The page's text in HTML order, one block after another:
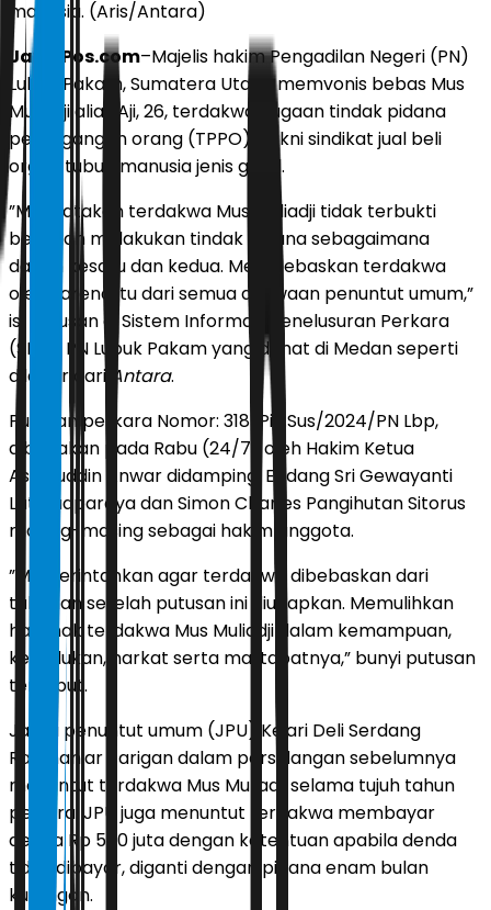
manusia. (Aris/Antara)
JawaPos.com–Majelis hakim Pengadilan Negeri (PN)
Lubuk Pakam, Sumatera Utara, memvonis bebas Mus
Muliadji alias Aji, 26, terdakwa dugaan tindak pidana
perdagangan orang (TPPO). Yakni sindikat jual beli
organ tubuh manusia jenis ginjal.
”Menyatakan terdakwa Mus Muliadji tidak terbukti
bersalah melakukan tindak pidana sebagaimana
dalam kesatu dan kedua. Membebaskan terdakwa
oleh karena itu dari semua dakwaan penuntut umum,”
isi putusan di Sistem Informasi Penelusuran Perkara
(SIPP) PN Lubuk Pakam yang dilihat di Medan seperti
dilansir dari Antara.
Putusan perkara Nomor: 318/Pid.Sus/2024/PN Lbp,
dibacakan pada Rabu (24/7) oleh Hakim Ketua
Asraruddin Anwar didampingi Endang Sri Gewayanti
Latutuaparaya dan Simon Charles Pangihutan Sitorus
masing-masing sebagai hakim anggota.
”Memerintahkan agar terdakwa dibebaskan dari
tahanan setelah putusan ini diucapkan. Memulihkan
hak-hak terdakwa Mus Muliadji dalam kemampuan,
kedudukan, harkat serta martabatnya,” bunyi putusan
tersebut.
Jaksa penuntut umum (JPU) Kejari Deli Serdang
Rahmaniar Tarigan dalam persidangan sebelumnya
menuntut terdakwa Mus Muliadji selama tujuh tahun
penjara. JPU juga menuntut terdakwa membayar
denda Rp 500 juta dengan ketentuan apabila denda
tidak dibayar, diganti dengan pidana enam bulan
kurungan.